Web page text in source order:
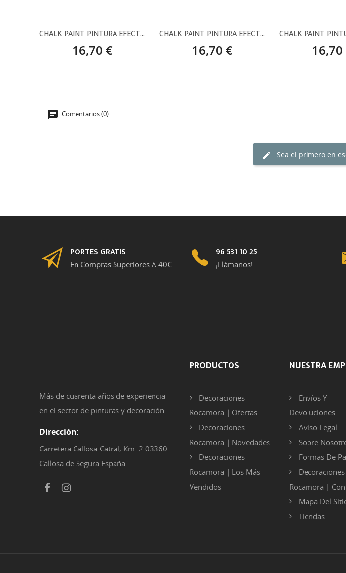
CHALK PAINT PINTURA EFECTO TIZA BLANCO TIZA – 750 ML
16,70 €
CHALK PAINT PINTURA EFECTO TIZA AZUL PASTEL – 750 ML
16,70 € 16,70
Comentarios (0)
Sea el primero en
PORTES GRATIS
En Compras Superiores A 40€
96 531 10 25
¡Llámanos!
Más de cuarenta años de experiencia
en el sector de pinturas y decoración.
Dirección:
Carretera Callosa-Catral, Km. 2 03360
Callosa de Segura España
PRODUCTOS
Decoraciones
Rocamora | Ofertas
Decoraciones
Rocamora | Novedades
Decoraciones
Rocamora | Los Más
Vendidos
NUESTRA
Envíos Y
Devoluciones
Aviso Legal
Sobre
Formas De
Decoraciones
Rocamora |
Mapa Del
Tiendas